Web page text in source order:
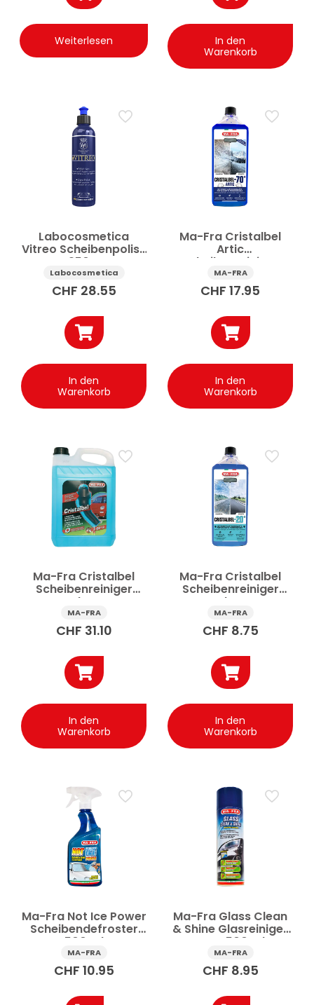
Weiterlesen
In den
Warenkorb
Labocosmetica
Vitreo Scheibenpolish
250 g
Labocosmetica
CHF 28.55
In den
Warenkorb
Ma-Fra Cristalbel
Artic
Scheibenreiniger
Frostschutz -70°C 1 l
MA-FRA
CHF 17.95
In den
Warenkorb
Ma-Fra Cristalbel
Scheibenreiniger
Frostschutz Auto
-20°C 5 l
MA-FRA
CHF 31.10
In den
Warenkorb
Ma-Fra Cristalbel
Scheibenreiniger
Frostschutz Auto
-20°C 1 l
MA-FRA
CHF 8.75
In den
Warenkorb
Ma-Fra Not Ice Power
Scheibendefroster
500 ml
MA-FRA
CHF 10.95
Ma-Fra Glass Clean
& Shine Glasreiniger
Auto 500 ml
MA-FRA
CHF 8.95